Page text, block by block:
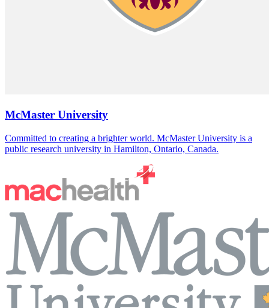
McMaster University
Committed to creating a brighter world. McMaster University is a
public research university in Hamilton, Ontario, Canada.